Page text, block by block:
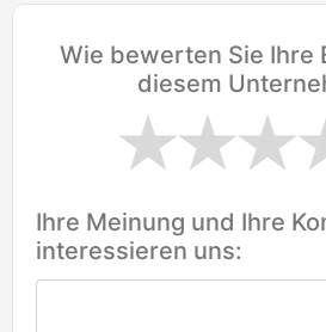
Wie bewerten Sie Ihre
diesem
Ihre Meinung und Ihre
interessieren uns: